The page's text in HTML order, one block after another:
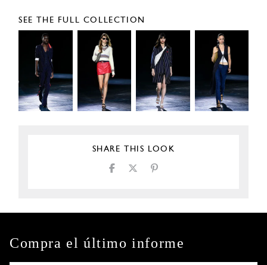
SEE THE FULL COLLECTION
SHARE THIS LOOK
Compra el último informe